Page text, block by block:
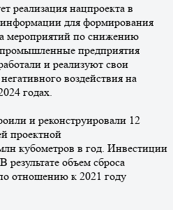
реализация нацпроекта в
информации для формирования
мероприятий по снижению
предприятия
и реализуют свои
воздействия на
годах.
и реконструировали 12
проектной
кубометров в год. Инвестиции
объем сброса
отношению к 2021 году